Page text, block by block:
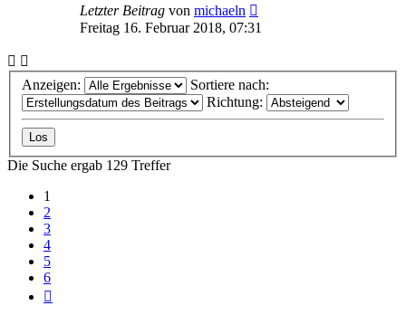
Letzter Beitrag von michaeln
Freitag 16. Februar 2018, 07:31
Anzeigen:
Sortiere nach:
Richtung:
Die Suche ergab 129 Treffer
1
2
3
4
5
6